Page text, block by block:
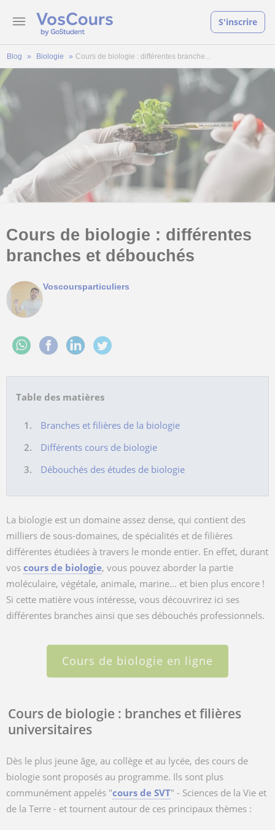
S'inscrire
Blog Biologie Cours de biologie : différentes branche...
Cours de biologie : différentes
branches et débouchés
Voscoursparticuliers
Table des matières
Branches et filières de la biologie
Différents cours de biologie
Débouchés des études de biologie
La biologie est un domaine assez dense, qui contient des
milliers de sous-domaines, de spécialités et de filières
différentes étudiées à travers le monde entier. En effet, durant
vos cours de biologie, vous pouvez aborder la partie
moléculaire, végétale, animale, marine... et bien plus encore !
Si cette matière vous intéresse, vous découvrirez ici ses
différentes branches ainsi que ses débouchés professionnels.
Cours de biologie en ligne
Cours de biologie : branches et filières
universitaires
Dès le plus jeune âge, au collège et au lycée, des cours de
biologie sont proposés au programme. Ils sont plus
communément appelés "cours de SVT" - Sciences de la Vie et
de la Terre - et tournent autour de ces principaux thèmes :